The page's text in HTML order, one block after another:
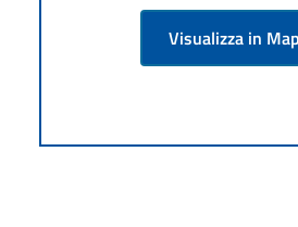
Visualizza in